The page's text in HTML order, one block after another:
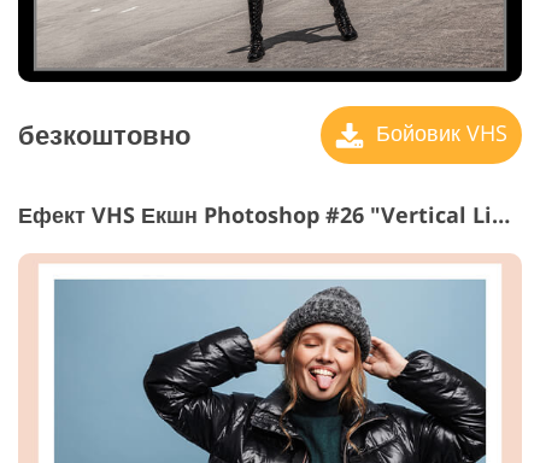
безкоштовно Бойовик VHS
Ефект VHS Екшн Photoshop #26 "Vertical Lines"